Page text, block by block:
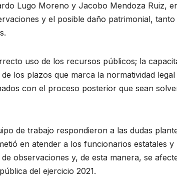
Lugo Moreno y Jacobo Mendoza Ruiz,
y el posible daño patrimonial, tanto
uso de los recursos públicos; la
los plazos que marca la normatividad
con el proceso posterior que sean
de trabajo respondieron a las dudas
en atender a los funcionarios estatales y
observaciones y, de esta manera, se
del ejercicio 2021.